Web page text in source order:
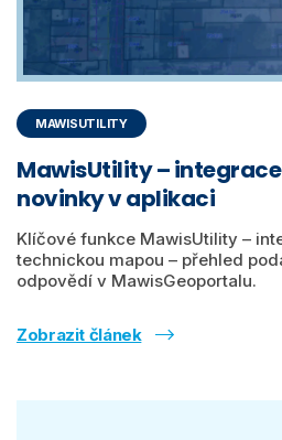
MAWISUTILITY
MawisUtility – integrace
novinky v aplikaci
Klíčové funkce MawisUtility –
technickou mapou – přehled
odpovědí v MawisGeoportalu.
Zobrazit článek